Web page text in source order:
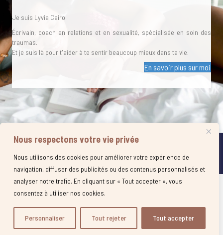
Nous respectons votre vie privée
Nous utilisons des cookies pour améliorer votre expérience de
navigation, diffuser des publicités ou des contenus personnalisés et
analyser notre trafic. En cliquant sur « Tout accepter », vous
consentez à utiliser nos cookies.
Personnaliser Tout rejeter Tout accepter
Je suis Lyvia Cairo
Écrivain, coach en relations et en sexualité, spécialisée en soin des
traumas.
Et je suis là pour t'aider à te sentir beaucoup mieux dans ta vie.
En savoir plus sur moi
© 2021 Lyvia Cairo .Tous droits réservés ⎥ CGV⎥
de confidentalité
Politique de cookies
⎥ Site + Graphisme réalisés par
Calliframe.com